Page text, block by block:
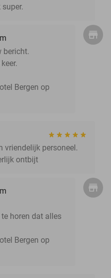
bericht.
Bergen op
vriendelijk personeel.
ontbijt
horen dat alles
Bergen op